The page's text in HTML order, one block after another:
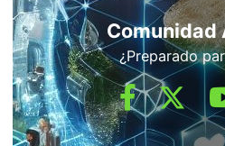
Comunidad
¿Preparado